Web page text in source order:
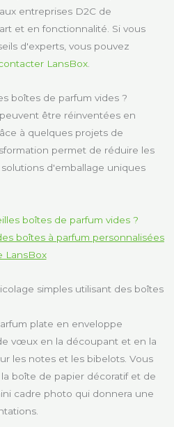
entreprises D2C de
et en fonctionnalité. Si vous
d'experts, vous pouvez
LansBox
boîtes de parfum vides ?
être réinventées en
à quelques projets de
permet de réduire les
d'emballage uniques
boîtes à parfum personnalisées
LansBox
simples utilisant des boîtes
plate en enveloppe
vœux en la découpant et en la
les notes et les bibelots. Vous
boîte de papier décoratif et de
cadre photo qui donnera une